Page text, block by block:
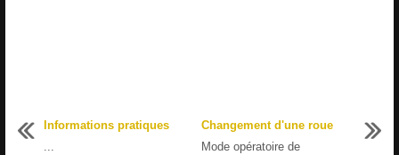
Informations pratiques
...
Changement d'une roue
Mode opératoire de